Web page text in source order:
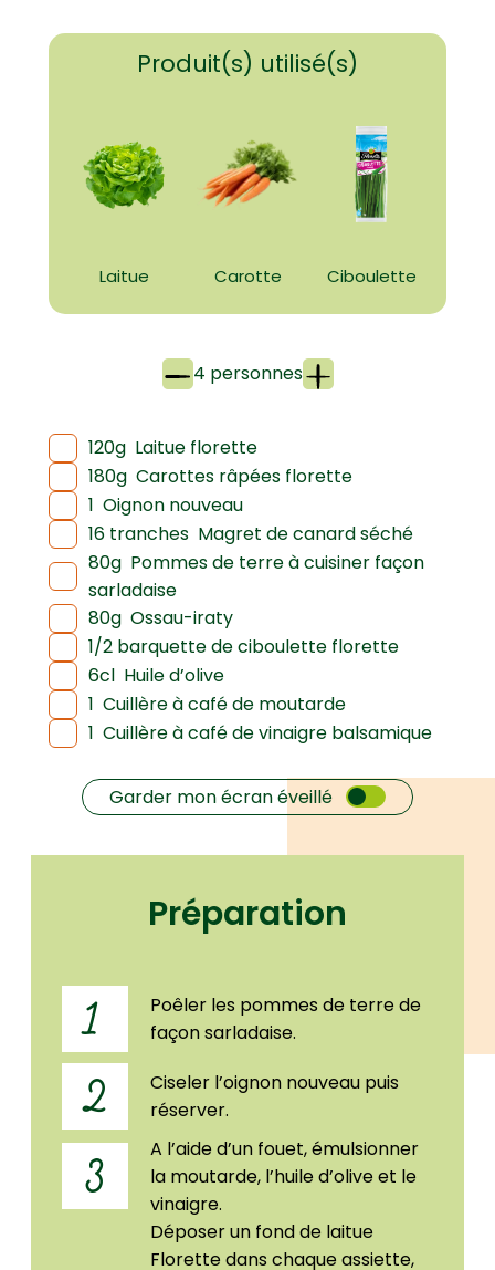
Produit(s) utilisé(s)
Laitue Carotte Ciboulette
4 personnes
120g Laitue florette
180g Carottes râpées florette
1 Oignon nouveau
16 tranches Magret de canard séché
80g Pommes de terre à cuisiner façon
sarladaise
80g Ossau-iraty
1/2 barquette de ciboulette florette
6cl Huile d’olive
1 Cuillère à café de moutarde
1 Cuillère à café de vinaigre balsamique
Garder mon écran éveillé
Préparation
1
Poêler les pommes de terre de
façon sarladaise.
2
Ciseler l’oignon nouveau puis
réserver.
3
A l’aide d’un fouet, émulsionner
la moutarde, l’huile d’olive et le
vinaigre.
Déposer un fond de laitue
Florette dans chaque assiette,